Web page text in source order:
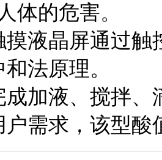
体的危害。
摸液晶屏通过
法原理。
成加液、搅拌、
户需求，该型